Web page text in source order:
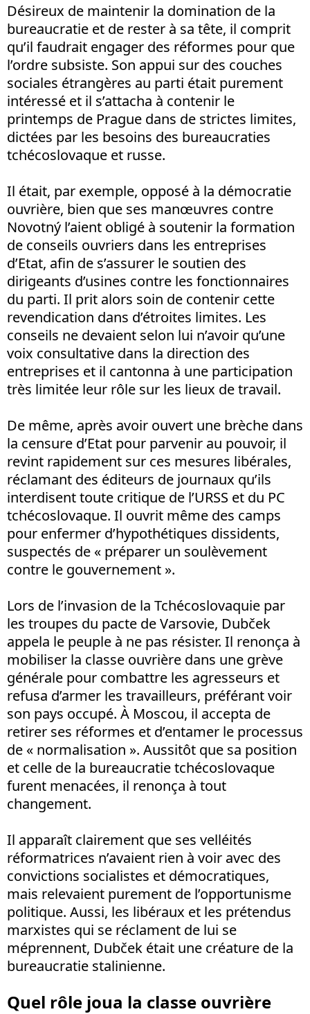
Désireux de maintenir la domination de la
bureaucratie et de rester à sa tête, il comprit
qu’il faudrait engager des réformes pour que
l’ordre subsiste. Son appui sur des couches
sociales étrangères au parti était purement
intéressé et il s’attacha à contenir le
printemps de Prague dans de strictes limites,
dictées par les besoins des bureaucraties
tchécoslovaque et russe.
Il était, par exemple, opposé à la démocratie
ouvrière, bien que ses manœuvres contre
Novotný l’aient obligé à soutenir la formation
de conseils ouvriers dans les entreprises
d’Etat, afin de s’assurer le soutien des
dirigeants d’usines contre les fonctionnaires
du parti. Il prit alors soin de contenir cette
revendication dans d’étroites limites. Les
conseils ne devaient selon lui n’avoir qu’une
voix consultative dans la direction des
entreprises et il cantonna à une participation
très limitée leur rôle sur les lieux de travail.
De même, après avoir ouvert une brèche dans
la censure d’Etat pour parvenir au pouvoir, il
revint rapidement sur ces mesures libérales,
réclamant des éditeurs de journaux qu’ils
interdisent toute critique de l’URSS et du PC
tchécoslovaque. Il ouvrit même des camps
pour enfermer d’hypothétiques dissidents,
suspectés de « préparer un soulèvement
contre le gouvernement ».
Lors de l’invasion de la Tchécoslovaquie par
les troupes du pacte de Varsovie, Dubček
appela le peuple à ne pas résister. Il renonça à
mobiliser la classe ouvrière dans une grève
générale pour combattre les agresseurs et
refusa d’armer les travailleurs, préférant voir
son pays occupé. À Moscou, il accepta de
retirer ses réformes et d’entamer le processus
de « normalisation ». Aussitôt que sa position
et celle de la bureaucratie tchécoslovaque
furent menacées, il renonça à tout
changement.
Il apparaît clairement que ses velléités
réformatrices n’avaient rien à voir avec des
convictions socialistes et démocratiques,
mais relevaient purement de l’opportunisme
politique. Aussi, les libéraux et les prétendus
marxistes qui se réclament de lui se
méprennent, Dubček était une créature de la
bureaucratie stalinienne.
Quel rôle joua la classe ouvrière